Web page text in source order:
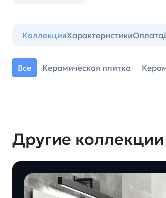
КоллекцияХарактеристикиОплата
Все Керамическая плитка
Другие